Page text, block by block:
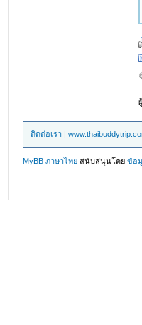
ติดต่อเรา |
MyBB ภาษาไทย สนับสนุนโดยข้อ